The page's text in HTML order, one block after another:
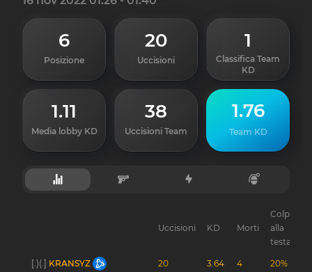
6
Posizione
20
Uccisioni
1
Classifica Team
KD
1.11
Media lobby KD
38
Uccisioni Team
1.76
Team KD
Uccisioni KD Morti
Colpi
alla
testa
[.)(.] KRANSYZ 20 3.64 4 20%